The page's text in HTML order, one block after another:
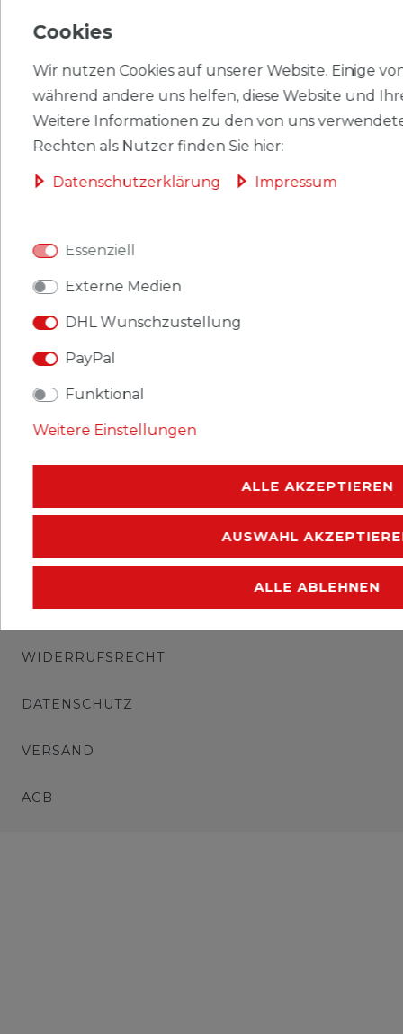
HERSTELLER
einseitig für 8 Telefonkarten
ganz glasklar, so ist auch die Rückseite der
annähernd Normformat DIN A4: 220 x 297 mm
mm dick
Größe außen: 220 x 297 mm
oben
Lochung: 4-Ring 80-80-80 mm Lochabstand
IMPRESSUM
WIDERRUFSRECHT
DATENSCHUTZ
VERSAND
AGB
Cookies
Wir nutzen Cookies auf unserer Website. Einige
während andere uns helfen, diese Website und
Weitere Informationen zu den von uns
Rechten als Nutzer finden Sie hier:
Daten­schutz­erklärung Impressum
Essenziell
Externe Medien
DHL Wunschzustellung
PayPal
Funktional
Weitere Einstellungen
ALLE AKZEPTIEREN
AUSWAHL
ALLE ABLEHNEN